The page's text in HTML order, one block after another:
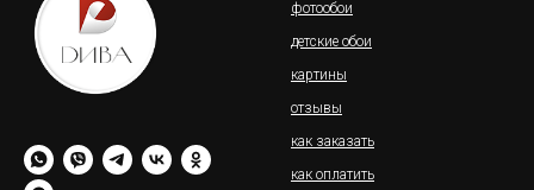
фотообои
детские обои
картины
отзывы
как заказать
как оплатить